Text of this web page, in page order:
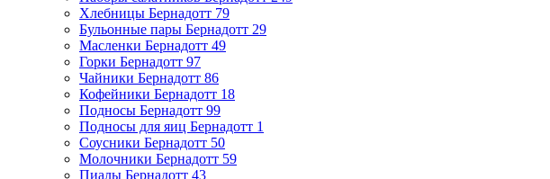
Хлебницы Бернадотт 79
Бульонные пары Бернадотт 29
Масленки Бернадотт 49
Горки Бернадотт 97
Чайники Бернадотт 86
Кофейники Бернадотт 18
Подносы Бернадотт 99
Подносы для яиц Бернадотт 1
Соусники Бернадотт 50
Молочники Бернадотт 59
Пиалы Бернадотт 43